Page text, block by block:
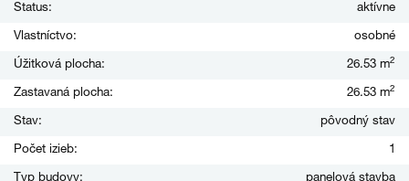
Status: aktívne
Vlastníctvo: osobné
Úžitková plocha: 26.53 m2
Zastavaná plocha: 26.53 m2
Stav: pôvodný stav
Počet izieb: 1
Typ budovy: panelová stavba